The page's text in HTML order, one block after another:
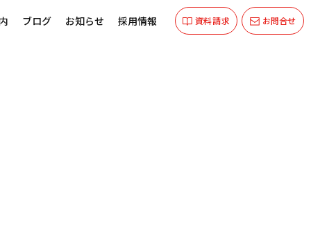
ブログ お知らせ 採用情報 資料請求 お問合せ